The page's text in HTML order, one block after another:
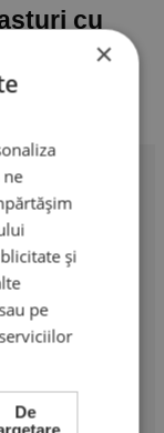
cu
15,00
premium,
specialitate.
×
și
pe
De